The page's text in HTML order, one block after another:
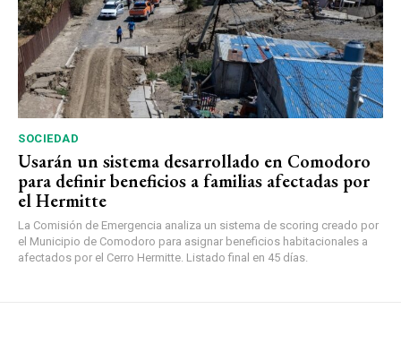
SOCIEDAD
Usarán un sistema desarrollado en Comodoro
para definir beneficios a familias afectadas por
el Hermitte
La Comisión de Emergencia analiza un sistema de scoring creado por
el Municipio de Comodoro para asignar beneficios habitacionales a
afectados por el Cerro Hermitte. Listado final en 45 días.